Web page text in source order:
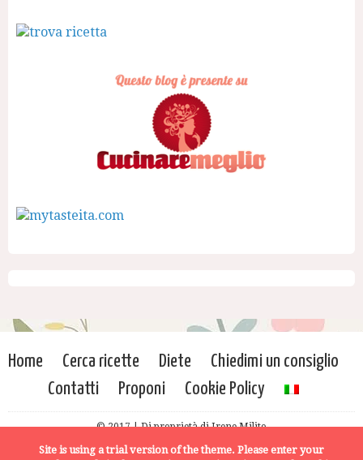
Home Cerca ricette Diete
Chiedimi un consiglio
Contatti
Proponi Cookie Policy
© 2017 | Di proprietà di Irene Milito
Site is using a trial version of the theme. Please enter your